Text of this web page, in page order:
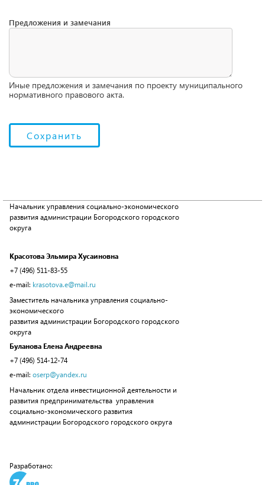
Предложения и замечания
Иные предложения и замечания по проекту муниципального
нормативного правового акта.
Начальник управления социально-экономического
развития администрации Богородского городского
округа
Красотова Эльмира Хусаиновна
+7 (496) 511-83-55
e-mail: krasotova.e@mail.ru
Заместитель начальника управления социально-
экономического
развития администрации Богородского городского
округа
Буланова Елена Андреевна
+7 (496) 514-12-74
e-mail: oserp@yandex.ru
Начальник отдела инвестиционной деятельности и
развития предпринимательства управления
социально-экономического развития
администрации Богородского городского округа
Разработано: